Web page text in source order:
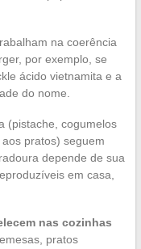
na coerência
por exemplo, se
ácido vietnamita e a
do nome.
(pistache, cogumelos
pratos) seguem
depende de sua
em casa,
nas cozinhas
pratos